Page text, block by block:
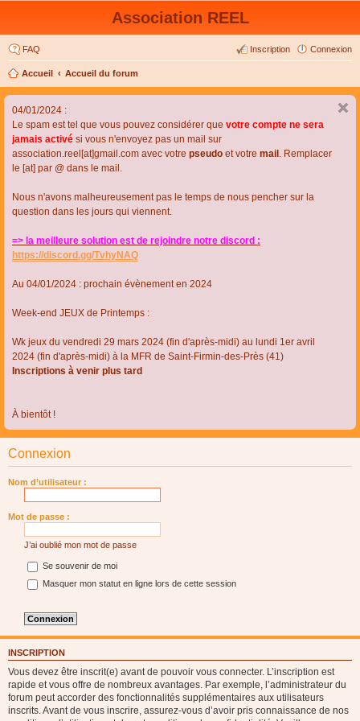
Association REEL
FAQ Connexion
Inscription
Accueil Accueil du forum
04/01/2024 :
Le spam est tel que vous pouvez considérer que votre compte ne sera
jamais activé si vous n'envoyez pas un mail sur
association.reel[at]gmail.com avec votre pseudo et votre mail . Remplacer
le [at] par @ dans le mail.
Nous n'avons malheureusement pas le temps de nous pencher sur la
question dans les jours qui viennent.
=> la meilleure solution est de rejoindre notre discord :
https://discord.gg/TvhyNAQ
Au 04/01/2024 : prochain évènement en 2024
Week-end JEUX de Printemps :
Wk jeux du vendredi 29 mars 2024 (fin d'après-midi) au lundi 1er avril
2024 (fin d'après-midi) à la MFR de Saint-Firmin-des-Près (41)
Inscriptions à venir plus tard
À bientôt !
Connexion
Nom d’utilisateur :
Mot de passe :
J’ai oublié mon mot de passe
Se souvenir de moi
Masquer mon statut en ligne lors de cette session
INSCRIPTION
Vous devez être inscrit(e) avant de pouvoir vous connecter. L’inscription est
rapide et vous offre de nombreux avantages. Par exemple, l’administrateur du
forum peut accorder des fonctionnalités supplémentaires aux utilisateurs
inscrits. Avant de vous inscrire, assurez-vous d’avoir pris connaissance de nos